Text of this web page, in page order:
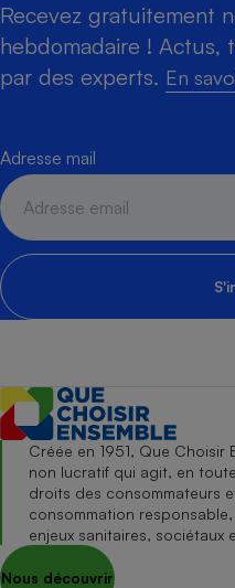
Recevez gratuitement
hebdomadaire ! Actus,
par des experts. En
Adresse mail
Créée en 1951, Que
non lucratif qui agit, en
droits des consommateurs
consommation
enjeux sanitaires, sociétaux
Nous découvrir